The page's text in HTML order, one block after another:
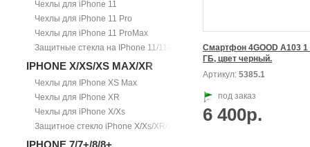
Чехлы для iPhone 11
Чехлы для iPhone 11 Pro
Чехлы для iPhone 11 ProMax
Защитные стекла на IPhone 11/11Pro/11ProMax
IPHONE X/XS/XS MAX/XR
Чехлы для IPhone XS Max
Чехлы для IPhone XR
Чехлы для iPhone X/Xs
Защитное стекло iPhone X/Xs/XR/Xs Max
IPHONE 7/7+/8/8+
Смартфон 4GOOD А103 1
ГБ, цвет черный.
Артикул: 5385.1
под заказ
6 400р.